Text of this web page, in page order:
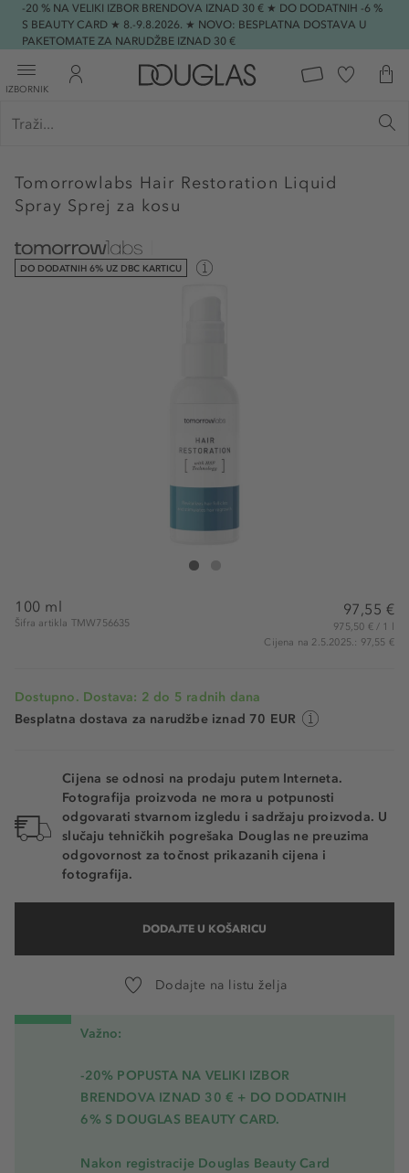
-20 % NA VELIKI IZBOR BRENDOVA IZNAD 30 € ★ DO DODATNIH -6 %
S BEAUTY CARD ★ 8.-9.8.2026. ★ NOVO: BESPLATNA DOSTAVA U
PAKETOMATE ZA NARUDŽBE IZNAD 30 €
IZBORNIK
Tomorrowlabs Hair Restoration Liquid
Spray Sprej za kosu
DO DODATNIH 6% UZ DBC KARTICU
Tomorrowlabs Hair Restoration Liquid Spray
100 ml
Šifra artikla TMW756635
97,55 €
975,50 € / 1 l
Cijena na 2.5.2025.: 97,55 €
Dostupno. Dostava: 2 do 5 radnih dana
Besplatna dostava za narudžbe iznad 70 EUR
Cijena se odnosi na prodaju putem Interneta.
Fotografija proizvoda ne mora u potpunosti
odgovarati stvarnom izgledu i sadržaju proizvoda. U
slučaju tehničkih pogrešaka Douglas ne preuzima
odgovornost za točnost prikazanih cijena i
fotografija.
DODAJTE U KOŠARICU
Dodajte na listu želja
Važno:
-20% POPUSTA NA VELIKI IZBOR
BRENDOVA IZNAD 30 € + DO DODATNIH
6% S DOUGLAS BEAUTY CARD.
Nakon registracije Douglas Beauty Card